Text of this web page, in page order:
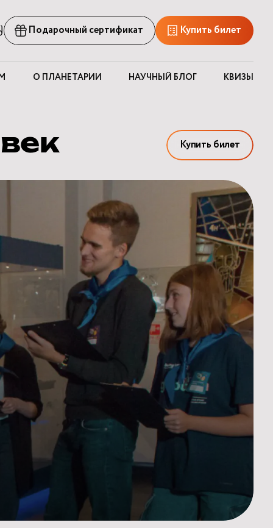
Подарочный сертификат Купить билет
О ПЛАНЕТАРИИ НАУЧНЫЙ БЛОГ КВИЗЫ
Купить билет